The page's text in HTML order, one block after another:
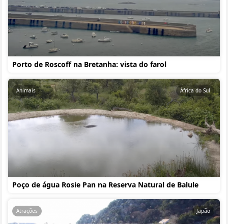
Porto de Roscoff na Bretanha: vista do farol
Poço de água Rosie Pan na Reserva Natural de Balule
Animais África do Sul
Atrações Japão